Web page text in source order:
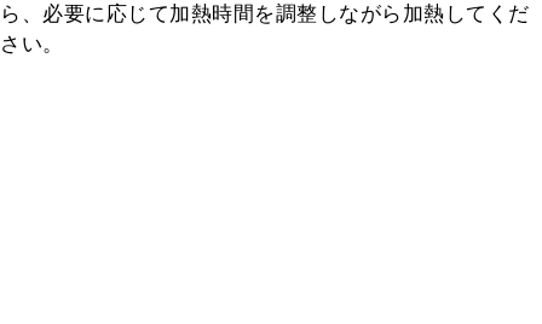
ら、必要に応じて加熱時間を調整しながら加熱してくだ
さい。